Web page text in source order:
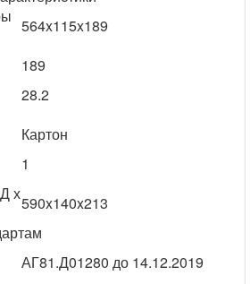
564x115x189
189
28.2
Картон
1
х590x140x213
АГ81.Д01280 до 14.12.2019